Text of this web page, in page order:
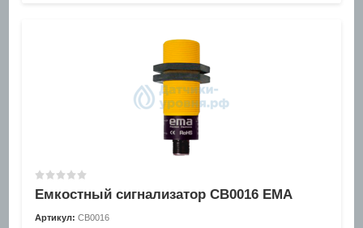
Емкостный сигнализатор CB0016 EMA
Артикул: CB0016